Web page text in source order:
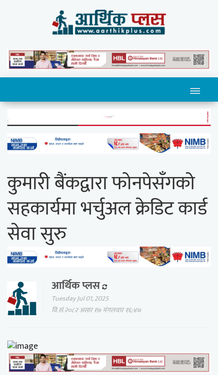
कुमारी बैंकद्वारा फोनपेसँगको
सहकार्यमा भर्चुअल क्रेडिट कार्ड
सेवा सुरु
आर्थिक प्लस
Tuesday Jul 01, 2025
वि.सं.२०८२ असार १७ मंगलवार १६:४७